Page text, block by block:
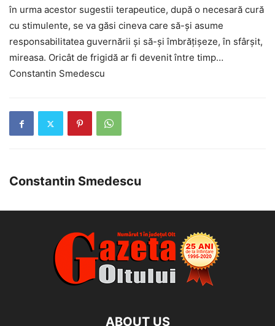
în urma acestor sugestii terapeutice, după o necesară cură
cu stimulente, se va găsi cineva care să-și asume
responsabilitatea guvernării și să-și îmbrățișeze, în sfârșit,
mireasa. Oricât de frigidă ar fi devenit între timp…
Constantin Smedescu
Constantin Smedescu
ABOUT US